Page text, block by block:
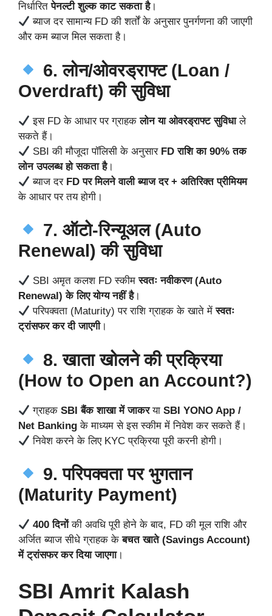
निर्धारितपेनल्टी शुल्क काट सकता है।
ब्याज दर सामान्य FD की शर्तों के अनुसार पुनर्गणना की जाएगी
और कम ब्याज मिल सकता है।
6. लोन/ओवरड्राफ्ट (Loan /
Overdraft) की सुविधा
इस FD के आधार पर ग्राहकलोन या ओवरड्राफ्ट सुविधाले
सकते हैं।
SBI की मौजूदा पॉलिसी के अनुसार FD राशि का 90% तक
लोन उपलब्ध हो सकता है।
ब्याज दर FD पर मिलने वाली ब्याज दर + अतिरिक्त प्रीमियम
के आधार पर तय होगी।
7. ऑटो-रिन्यूअल (Auto
Renewal) की सुविधा
SBI अमृत कलश FD स्कीमस्वतः नवीकरण (Auto
Renewal) के लिए योग्य नहीं है।
परिपक्वता (Maturity) पर राशि ग्राहक के खाते मेंस्वतः
ट्रांसफर कर दी जाएगी।
8. खाता खोलने की प्रक्रिया
(How to Open an Account?)
ग्राहकSBI बैंक शाखा में जाकरयाSBI YONO App /
Net Banking के माध्यम से इस स्कीम में निवेश कर सकते हैं।
निवेश करने के लिए KYC प्रक्रिया पूरी करनी होगी।
9. परिपक्वता पर भुगतान
(Maturity Payment)
400 दिनोंकी अवधि पूरी होने के बाद, FD की मूल राशि और
अर्जित ब्याज सीधे ग्राहक केबचत खाते (Savings Account)
में ट्रांसफर कर दिया जाएगा।
SBI Amrit Kalash